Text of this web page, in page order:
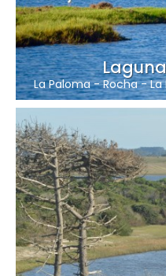
La Paloma-Rocha-La